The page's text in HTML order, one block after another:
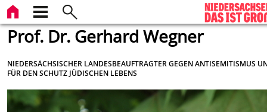
Prof. Dr. Gerhard Wegner
NIEDERSÄCHSISCHER LANDESBEAUFTRAGTER GEGEN ANTISEMITISMUS
FÜR DEN SCHUTZ JÜDISCHEN LEBENS